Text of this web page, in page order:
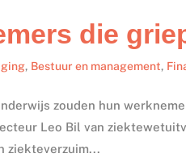
die
, Bestuur en management,
zouden hun
Leo Bil van
ziekteverzuim...